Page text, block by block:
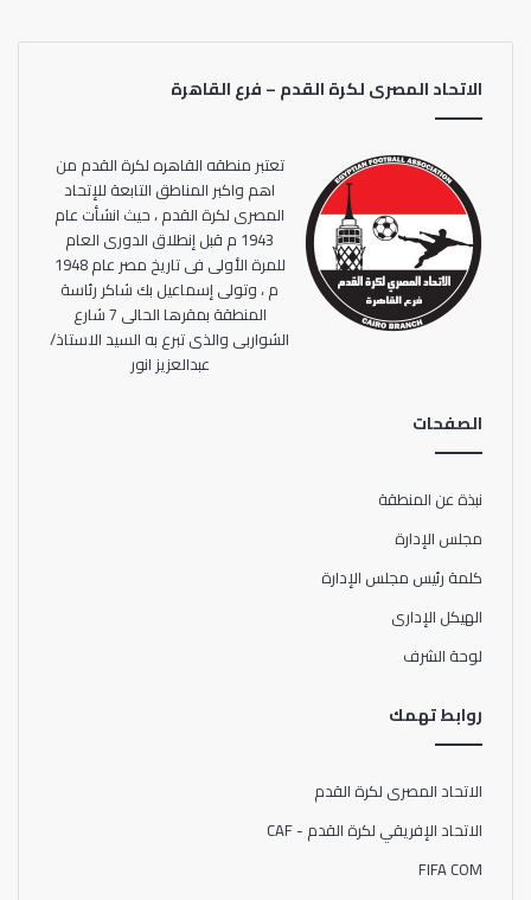
الاتحاد المصرى لكرة القدم – فرع القاهرة
تعتبر منطقه القاهره لكرة القدم من
اهم واكبر المناطق التابعة للإتحاد
المصرى لكرة القدم ، حيث انشأت عام
1943 م قبل إنطلاق الدورى العام
للمرة الأولى فى تاريخ مصر عام 1948
م ، وتولى إسماعيل بك شاكر رئاسة
المنطقة بمقرها الحالى 7 شارع
الشواربى والذى تبرع به السيد الاستاذ/
عبدالعزيز انور
الصفحات
نبذة عن المنطقة
مجلس الإدارة
كلمة رئيس مجلس الإدارة
الهيكل الإدارى
لوحة الشرف
روابط تهمك
الاتحاد المصرى لكرة القدم
الاتحاد الإفريقي لكرة القدم - CAF
FIFA COM